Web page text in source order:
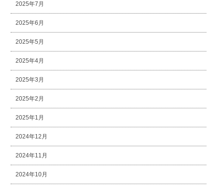
2025年7月
2025年6月
2025年5月
2025年4月
2025年3月
2025年2月
2025年1月
2024年12月
2024年11月
2024年10月